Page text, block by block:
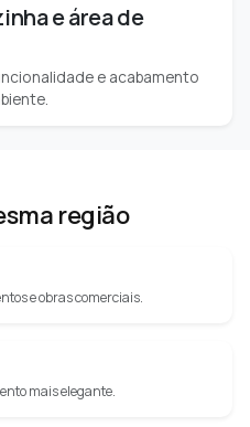
e área de
e acabamento
região
e obras comerciais.
mais elegante.